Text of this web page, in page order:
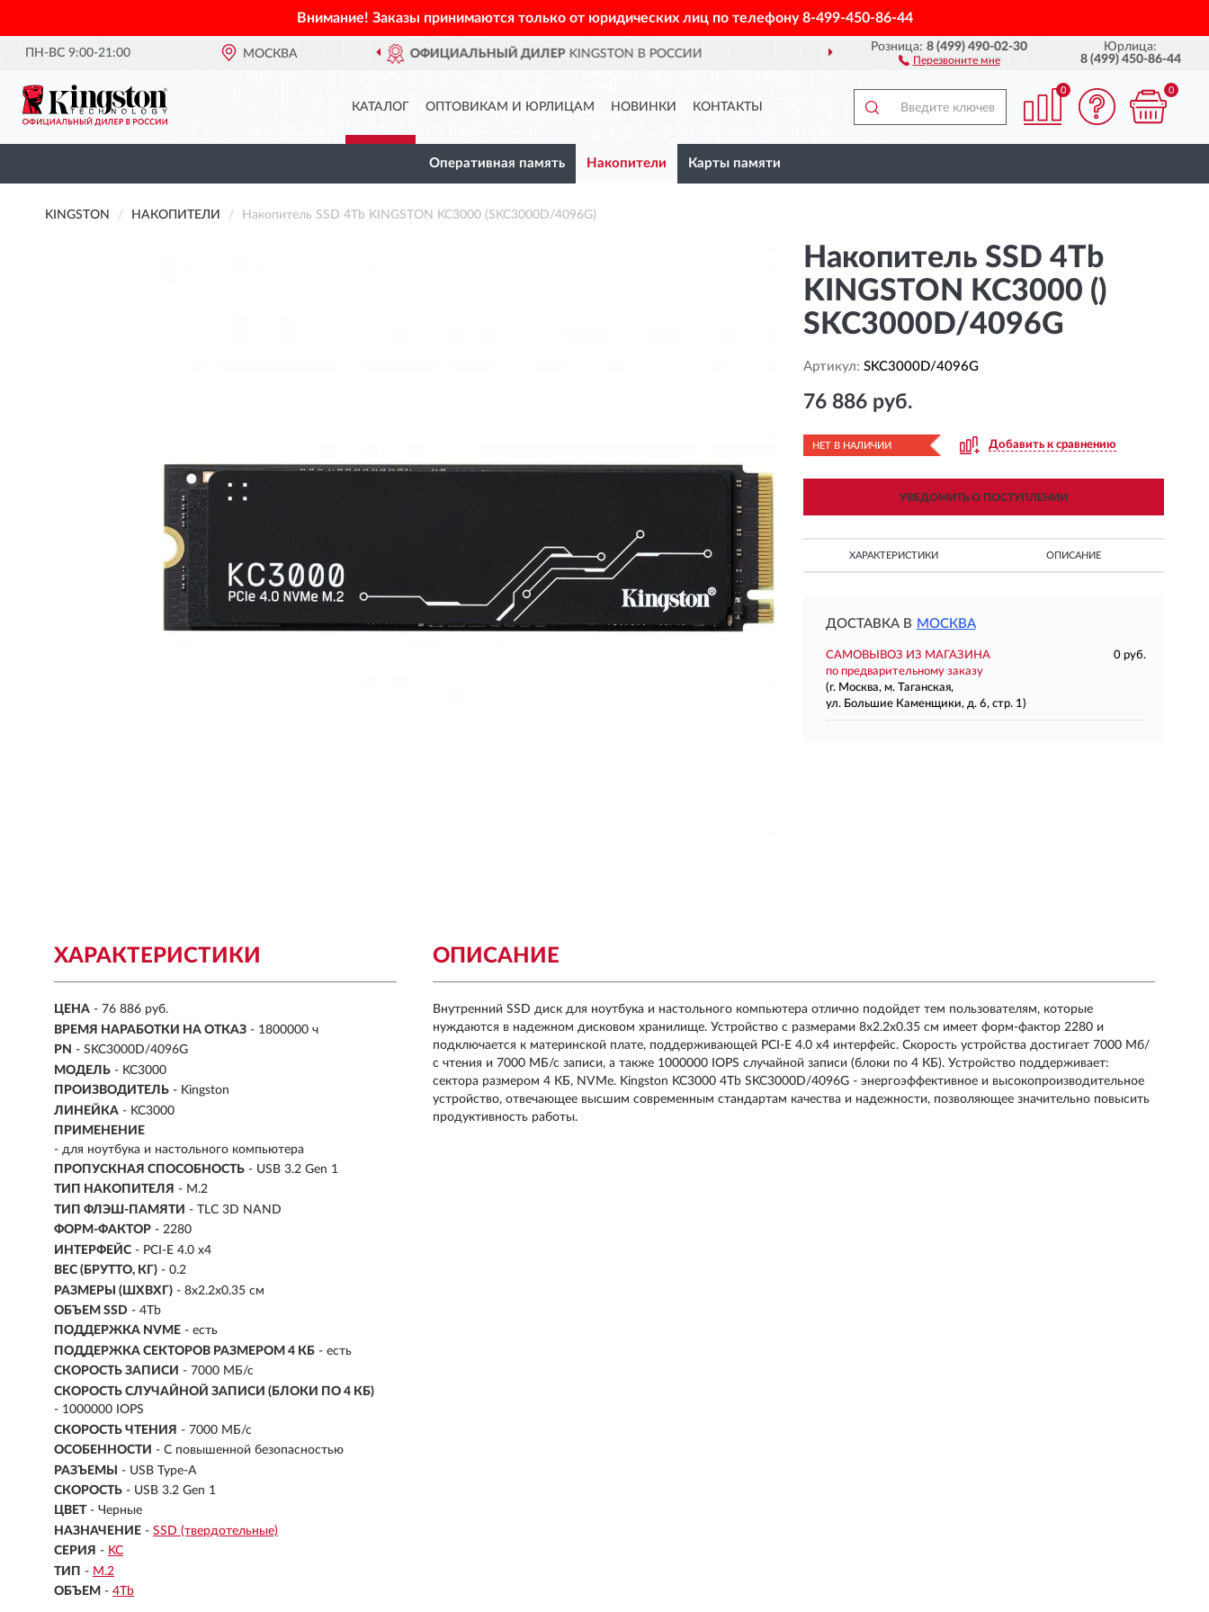
Внимание! Заказы принимаются только от юридических лиц по телефону8-499-450-86-44
ПН-ВС 9:00-21:00 МОСКВА
ОФИЦИАЛЬНЫЙ ДИЛЕР KINGSTON В РОССИИ ДОСТАВИМ ПО ВСЕЙ РОССИИ ПОЛНЫЙ
Розница:8 (499) 490-02-30
Перезвоните мне
Юрлица:
8 (499) 450-86-44
КАТАЛОГ ОПТОВИКАМ И ЮРЛИЦАМ НОВИНКИ КОНТАКТЫ
0 0
Оперативная память Накопители Карты памяти
KINGSTON НАКОПИТЕЛИ Накопитель SSD 4Tb KINGSTON KC3000 (SKC3000D/4096G)
Накопитель SSD 4Tb
KINGSTON KC3000 ()
SKC3000D/4096G
Артикул: SKC3000D/4096G
76 886 руб.
НЕТ В НАЛИЧИИ Добавить к сравнению
УВЕДОМИТЬ О ПОСТУПЛЕНИИ
ХАРАКТЕРИСТИКИ ОПИСАНИЕ
ДОСТАВКА В МОСКВА
САМОВЫВОЗ ИЗ МАГАЗИНА
0 руб.
по предварительному заказу
(г. Москва, м. Таганская,
ул. Большие Каменщики, д. 6, стр. 1)
ХАРАКТЕРИСТИКИ
ЦЕНА - 76 886 руб.
ВРЕМЯ НАРАБОТКИ НА ОТКАЗ - 1800000 ч
PN - SKC3000D/4096G
МОДЕЛЬ - KC3000
ПРОИЗВОДИТЕЛЬ - Kingston
ЛИНЕЙКА - KC3000
ПРИМЕНЕНИЕ
- для ноутбука и настольного компьютера
ПРОПУСКНАЯ СПОСОБНОСТЬ - USB 3.2 Gen 1
ТИП НАКОПИТЕЛЯ - M.2
ТИП ФЛЭШ-ПАМЯТИ - TLC 3D NAND
ФОРМ-ФАКТОР - 2280
ИНТЕРФЕЙС - PCI-E 4.0 x4
ВЕС (БРУТТО, КГ) - 0.2
РАЗМЕРЫ (ШXВXГ) - 8х2.2х0.35 см
ОБЪЕМ SSD - 4Tb
ПОДДЕРЖКА NVME - есть
ПОДДЕРЖКА СЕКТОРОВ РАЗМЕРОМ 4 КБ - есть
СКОРОСТЬ ЗАПИСИ - 7000 МБ/с
СКОРОСТЬ СЛУЧАЙНОЙ ЗАПИСИ (БЛОКИ ПО 4 КБ)
- 1000000 IOPS
СКОРОСТЬ ЧТЕНИЯ - 7000 МБ/с
ОСОБЕННОСТИ - С повышенной безопасностью
РАЗЪЕМЫ
- USB Type-A
СКОРОСТЬ - USB 3.2 Gen 1
ЦВЕТ - Черные
НАЗНАЧЕНИЕ - SSD (твердотельные)
СЕРИЯ - KC
ТИП - M.2
ОБЪЕМ - 4Tb
ОПИСАНИЕ
Внутренний SSD диск для ноутбука и настольного компьютера отлично подойдет тем пользователям, которые
нуждаются в надежном дисковом хранилище. Устройство с размерами 8х2.2х0.35 см имеет форм-фактор 2280 и
подключается к материнской плате, поддерживающей PCI-E 4.0 x4 интерфейс. Скорость устройства достигает 7000 Мб/
с чтения и 7000 МБ/с записи, а также 1000000 IOPS случайной записи (блоки по 4 КБ). Устройство поддерживает:
сектора размером 4 КБ, NVMe. Kingston KC3000 4Tb SKC3000D/4096G - энергоэффективное и высокопроизводительное
устройство, отвечающее высшим современным стандартам качества и надежности, позволяющее значительно повысить
продуктивность работы.